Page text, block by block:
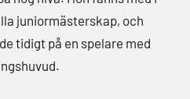
juniormästerskap, och
tidigt på en spelare med